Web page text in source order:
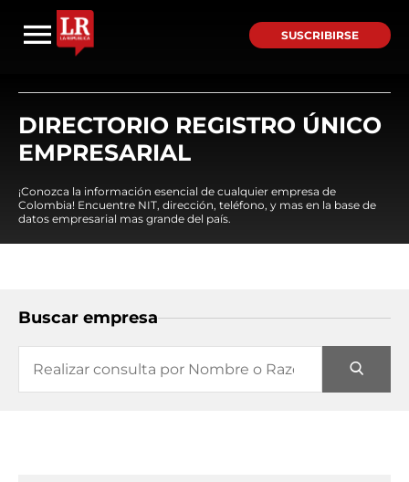
SUSCRIBIRSE
DIRECTORIO REGISTRO ÚNICO
EMPRESARIAL
¡Conozca la información esencial de cualquier empresa de
Colombia! Encuentre NIT, dirección, teléfono, y mas en la base de
datos empresarial mas grande del país.
Buscar empresa